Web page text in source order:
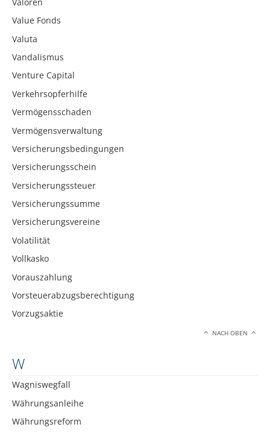
Value Fonds
Valuta
Vandalismus
Venture Capital
Verkehrsopferhilfe
Vermögensschaden
Vermögensverwaltung
Versicherungsbedingungen
Versicherungsschein
Versicherungssteuer
Versicherungssumme
Versicherungsvereine
Volatilität
Vollkasko
Vorauszahlung
Vorsteuerabzugsberechtigung
Vorzugsaktie
NACH OBEN
W
Wagniswegfall
Währungsanleihe
Währungsreform